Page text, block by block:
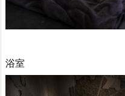
浴室